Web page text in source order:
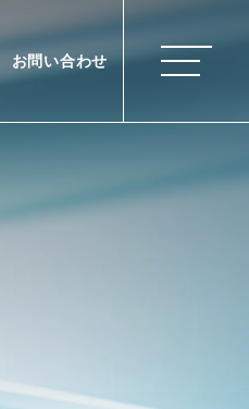
お問い合わせ